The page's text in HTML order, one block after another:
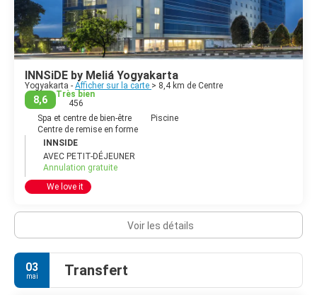
INNSiDE by Meliá Yogyakarta
Yogyakarta - Afficher sur la carte > 8,4 km de Centre
8,6
Très bien
456
Spa et centre de bien-être
Piscine
Centre de remise en forme
INNSIDE
AVEC PETIT-DÉJEUNER
Annulation gratuite
We love it
Voir les détails
03
mai Transfert